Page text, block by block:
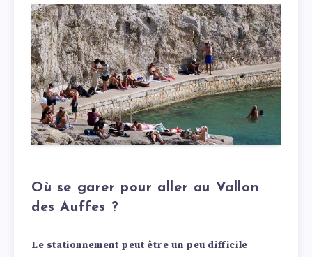
Où se garer pour aller au Vallon
des Auffes ?
Le stationnement peut être un peu difficile